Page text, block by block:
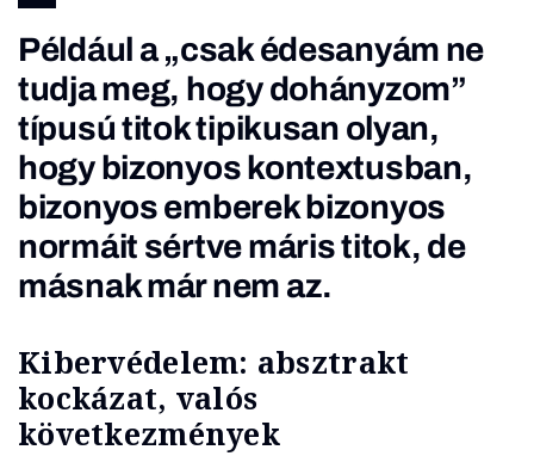
Például a „csak édesanyám ne
tudja meg, hogy dohányzom”
típusú titok tipikusan olyan,
hogy bizonyos kontextusban,
bizonyos emberek bizonyos
normáit sértve máris titok, de
másnak már nem az.
Kibervédelem: absztrakt
kockázat, valós
következmények